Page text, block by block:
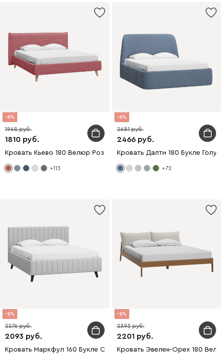
8
1810
1968
Кровать Кьево 180 Велюр Розовый
+113
8
2466
2681
Кровать Далти 180 Букле
+72
8
2093
2276
Кровать Маркфул 160 Букле Серый
8
2201
2393
Кровать Эвелен-Орех 180